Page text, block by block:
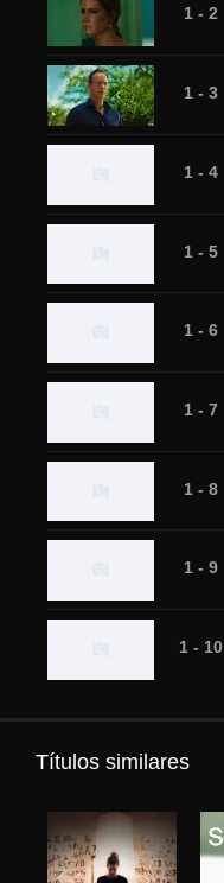
1 - 2
1 - 3
1 - 4
1 - 5
1 - 6
1 - 7
1 - 8
1 - 9
1 - 10
Títulos similares